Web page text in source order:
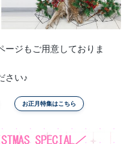
ージもご用意しておりま
さい♪
お正月特集はこちら